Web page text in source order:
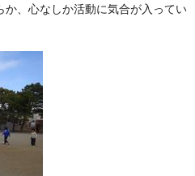
、心なしか活動に気合が入ってい